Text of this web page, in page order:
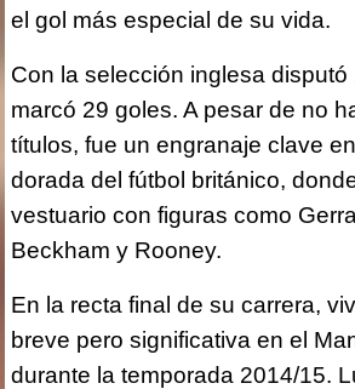
el gol más especial de su vida.
Con la selección inglesa
marcó 29 goles. A pesar de no
títulos, fue un engranaje clave
dorada del fútbol británico,
vestuario con figuras como
Beckham y Rooney.
En la recta final de su carrera,
breve pero significativa en el
durante la temporada 2014/15.